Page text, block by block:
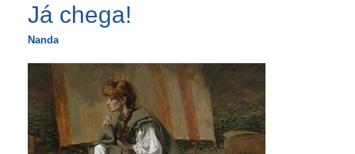
Já chega!
Nanda